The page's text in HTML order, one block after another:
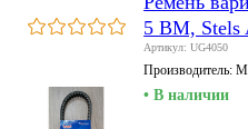
5 BM, Stels
Артикул: UG4050
Производитель:
• В наличии